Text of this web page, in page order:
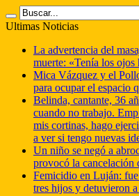
Ultimas Noticias
La advertencia del
muerte: «Tenía los ojos
Mica Vázquez y el
para ocupar el espacio
Belinda, cantante, 36
cuando no trabajo.
mis cortinas, hago
a ver si tengo nuevas
Un niño se negó a
provocó la cancelación
Femicidio en Luján: fue
tres hijos y detuvieron